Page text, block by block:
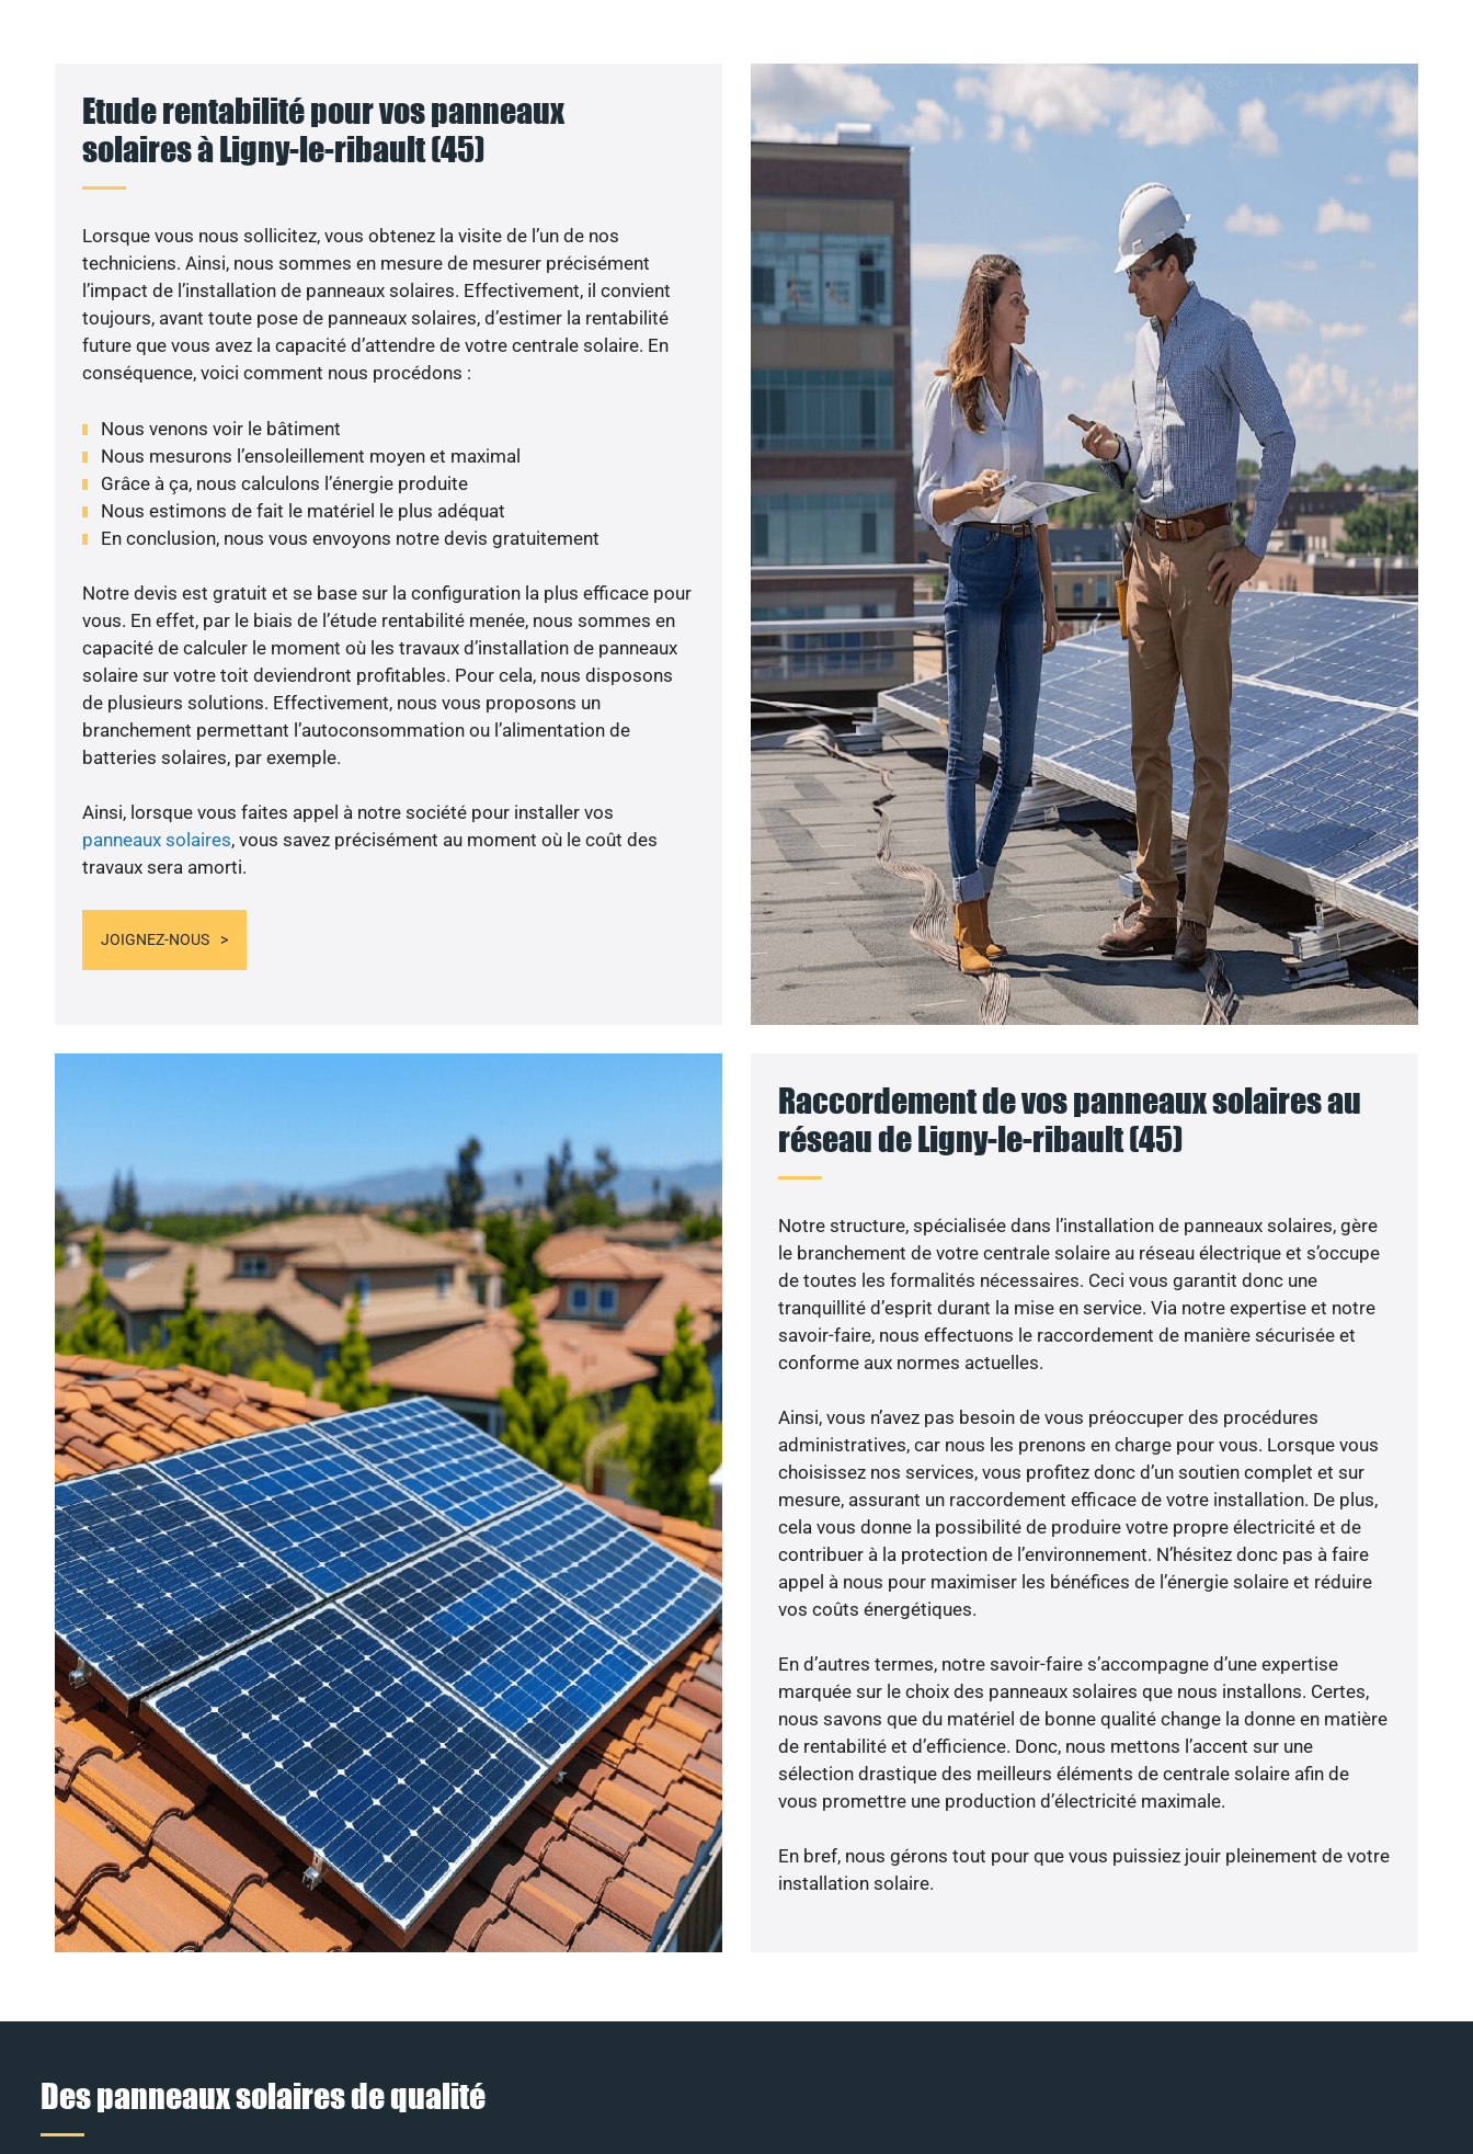
Etude rentabilité pour vos panneaux
solaires à Ligny-le-ribault (45)
Lorsque vous nous sollicitez, vous obtenez la visite de l’un de nos
techniciens. Ainsi, nous sommes en mesure de mesurer précisément
l’impact de l’installation de panneaux solaires. Effectivement, il convient
toujours, avant toute pose de panneaux solaires, d’estimer la rentabilité
future que vous avez la capacité d’attendre de votre centrale solaire. En
conséquence, voici comment nous procédons :
Nous venons voir le bâtiment
Nous mesurons l’ensoleillement moyen et maximal
Grâce à ça, nous calculons l’énergie produite
Nous estimons de fait le matériel le plus adéquat
En conclusion, nous vous envoyons notre devis gratuitement
Notre devis est gratuit et se base sur la configuration la plus efficace pour
vous. En effet, par le biais de l’étude rentabilité menée, nous sommes en
capacité de calculer le moment où les travaux d’installation de panneaux
solaire sur votre toit deviendront profitables. Pour cela, nous disposons
de plusieurs solutions. Effectivement, nous vous proposons un
branchement permettant l’autoconsommation ou l’alimentation de
batteries solaires, par exemple.
Ainsi, lorsque vous faites appel à notre société pour installer vos
panneaux solaires, vous savez précisément au moment où le coût des
travaux sera amorti.
JOIGNEZ-NOUS
Raccordement de vos panneaux solaires au
réseau de Ligny-le-ribault (45)
Notre structure, spécialisée dans l’installation de panneaux solaires, gère
le branchement de votre centrale solaire au réseau électrique et s’occupe
de toutes les formalités nécessaires. Ceci vous garantit donc une
tranquillité d’esprit durant la mise en service. Via notre expertise et notre
savoir-faire, nous effectuons le raccordement de manière sécurisée et
conforme aux normes actuelles.
Ainsi, vous n’avez pas besoin de vous préoccuper des procédures
administratives, car nous les prenons en charge pour vous. Lorsque vous
choisissez nos services, vous profitez donc d’un soutien complet et sur
mesure, assurant un raccordement efficace de votre installation. De plus,
cela vous donne la possibilité de produire votre propre électricité et de
contribuer à la protection de l’environnement. N’hésitez donc pas à faire
appel à nous pour maximiser les bénéfices de l’énergie solaire et réduire
vos coûts énergétiques.
En d’autres termes, notre savoir-faire s’accompagne d’une expertise
marquée sur le choix des panneaux solaires que nous installons. Certes,
nous savons que du matériel de bonne qualité change la donne en matière
de rentabilité et d’efficience. Donc, nous mettons l’accent sur une
sélection drastique des meilleurs éléments de centrale solaire afin de
vous promettre une production d’électricité maximale.
En bref, nous gérons tout pour que vous puissiez jouir pleinement de votre
installation solaire.
Des panneaux solaires de qualité